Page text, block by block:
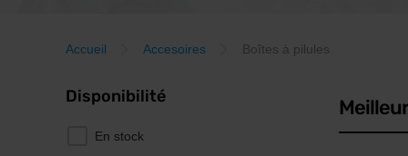
Accueil Accesoires Boîtes à pilules
Disponibilité
En stock